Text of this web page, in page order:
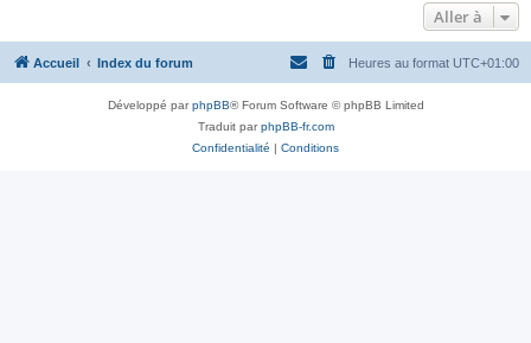
Aller à
Accueil Index du forum Heures au format UTC+01:00
Développé parphpBB® Forum Software © phpBB Limited
Traduit parphpBB-fr.com
Confidentialité | Conditions